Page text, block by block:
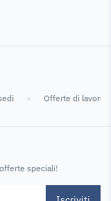
Offerte di lavoro
speciali!